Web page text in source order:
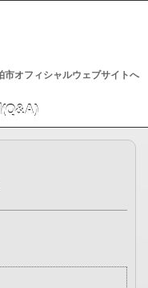
市オフィシャルウェブサイトへ